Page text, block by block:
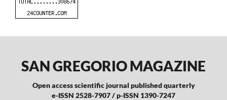
SAN GREGORIO MAGAZINE
Open access scientific journal published quarterly
e-ISSN 2528-7907 / p-ISSN 1390-7247